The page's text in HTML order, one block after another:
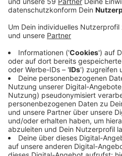
Anzeige
Davon geht der ADAC aus
auf den Autobahnen rund um
und auch an den
Staus erwartet der ADAC am
Dann treffen Berufspendler
Ausflügler. Hotspots sind die
die A57. Baustellen würden
verstärken, so der ADAC. Ab
beispielsweise eine